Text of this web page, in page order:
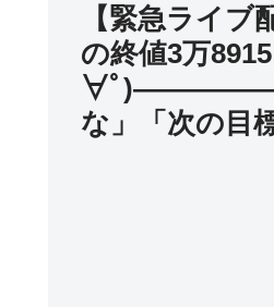
【緊急ライ
の終値3万
∀ﾟ
な」「次の目